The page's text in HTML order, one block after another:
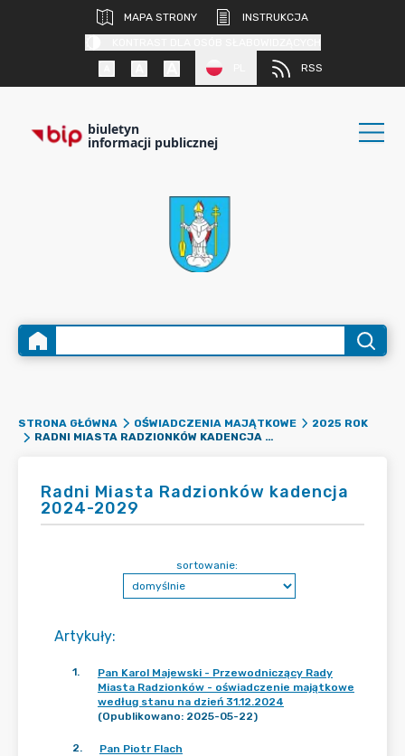
MAPA STRONY
INSTRUKCJA
RSS
biuletyn
informacji publicznej
STRONA GŁÓWNA OŚWIADCZENIA MAJĄTKOWE
2025 ROK
RADNI MIASTA RADZIONKÓW KADENCJA 2024-2029
Radni Miasta Radzionków kadencja
2024-2029
Artykuły:
sortowanie:
1.
Pan Karol Majewski - Przewodniczący Rady
Miasta Radzionków - oświadczenie majątkowe
według stanu na dzień 31.12.2024
(Opublikowano: 2025-05-22)
2.
Pan Piotr Flach